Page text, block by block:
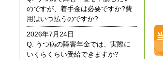
のですが、着手金は必要ですか?費
用はいつ払うのですか?
2026年7月24日
Q. うつ病の障害年金では、実際に
いくらくらい受給できますか?